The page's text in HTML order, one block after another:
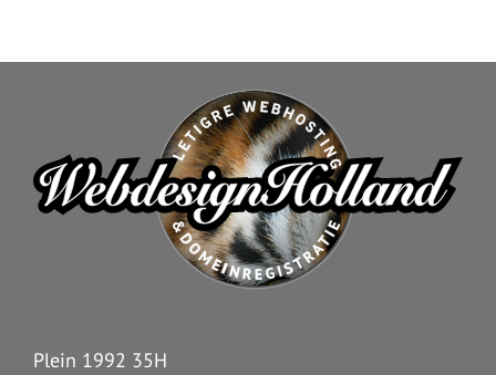
Plein 1992 35H